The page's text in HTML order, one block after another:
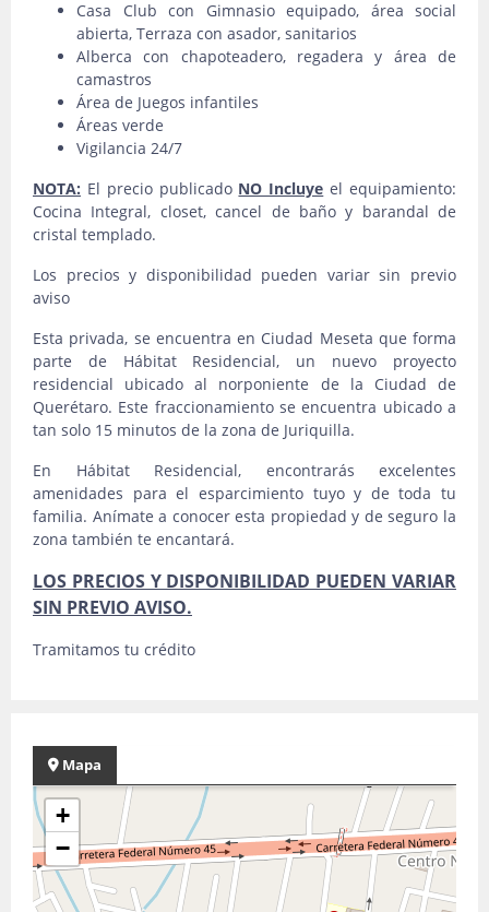
Casa Club con Gimnasio equipado, área social
abierta, Terraza con asador, sanitarios
Alberca con chapoteadero, regadera y área de
camastros
Área de Juegos infantiles
Áreas verde
Vigilancia 24/7
NOTA: El precio publicado NO Incluye el equipamiento:
Cocina Integral, closet, cancel de baño y barandal de
cristal templado.
Los precios y disponibilidad pueden variar sin previo
aviso
Esta privada, se encuentra en Ciudad Meseta que forma
parte de Hábitat Residencial, un nuevo proyecto
residencial ubicado al norponiente de la Ciudad de
Querétaro. Este fraccionamiento se encuentra ubicado a
tan solo 15 minutos de la zona de Juriquilla.
En Hábitat Residencial, encontrarás excelentes
amenidades para el esparcimiento tuyo y de toda tu
familia. Anímate a conocer esta propiedad y de seguro la
zona también te encantará.
LOS PRECIOS Y DISPONIBILIDAD PUEDEN VARIAR
SIN PREVIO AVISO.
Tramitamos tu crédito
Mapa
+
−